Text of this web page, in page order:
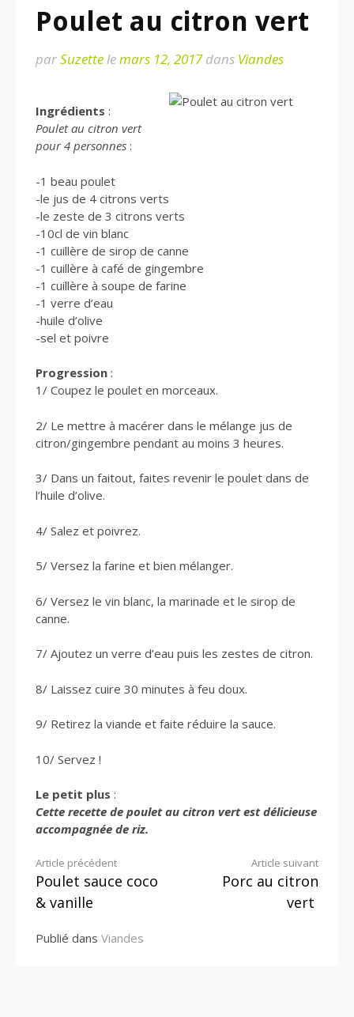
Poulet au citron vert
parSuzettelemars 12, 2017dans Viandes
Ingrédients :
Poulet au citron vert
pour 4 personnes :
-1 beau poulet
-le jus de 4 citrons verts
-le zeste de 3 citrons verts
-10cl de vin blanc
-1 cuillère de sirop de canne
-1 cuillère à café de gingembre
-1 cuillère à soupe de farine
-1 verre d’eau
-huile d’olive
-sel et poivre
Progression :
1/ Coupez le poulet en morceaux.
2/ Le mettre à macérer dans le mélange jus de
citron/gingembre pendant au moins 3 heures.
3/ Dans un faitout, faites revenir le poulet dans de
l’huile d’olive.
4/ Salez et poivrez.
5/ Versez la farine et bien mélanger.
6/ Versez le vin blanc, la marinade et le sirop de
canne.
7/ Ajoutez un verre d’eau puis les zestes de citron.
8/ Laissez cuire 30 minutes à feu doux.
9/ Retirez la viande et faite réduire la sauce.
10/ Servez !
Le petit plus :
Cette recette de poulet au citron vert est délicieuse
accompagnée de riz.
Lire
la
Article précédent
Poulet sauce coco
& vanille
Article suivant
Porc au citron
vert
Publié dans Viandes